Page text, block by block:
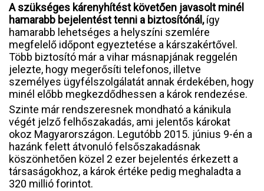
A szükséges kárenyhítést követően javasolt minél
hamarabb bejelentést tenni a biztosítónál,így
hamarabb lehetséges a helyszíni szemlére
megfelelő időpont egyeztetése a kárszakértővel.
Több biztosító már a vihar másnapjának reggelén
jelezte, hogy megerősíti telefonos, illetve
személyes ügyfélszolgálatát annak érdekében, hogy
minél előbb megkezdődhessen a károk rendezése.
Szinte már rendszeresnek mondható a kánikula
végét jelző felhőszakadás, ami jelentős károkat
okoz Magyarországon. Legutóbb 2015. június 9-én a
hazánk felett átvonuló felsőszakadásnak
köszönhetően közel 2 ezer bejelentés érkezett a
társaságokhoz, a károk értéke pedig meghaladta a
320 millió forintot.